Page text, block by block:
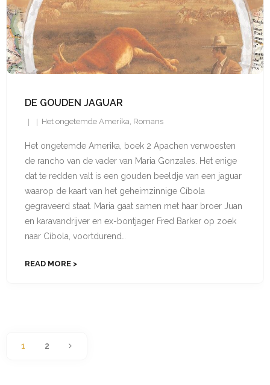
DE GOUDEN JAGUAR
Het ongetemde Amerika, Romans
Het ongetemde Amerika, boek 2 Apachen verwoesten
de rancho van de vader van Maria Gonzales. Het enige
dat te redden valt is een gouden beeldje van een jaguar
waarop de kaart van het geheimzinnige Cíbola
gegraveerd staat. Maria gaat samen met haar broer Juan
en karavandrijver en ex-bontjager Fred Barker op zoek
naar Cíbola, voortdurend…
READ MORE
1 2